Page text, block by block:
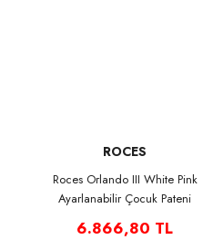
ROCES
Roces Orlando III White Pink
Ayarlanabilir Çocuk Pateni
6.866,80 TL